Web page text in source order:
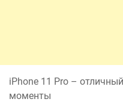
iPhone 11 Pro –
моменты